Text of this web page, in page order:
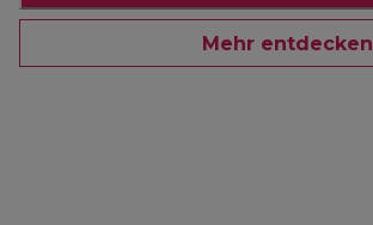
Mehr entdecken